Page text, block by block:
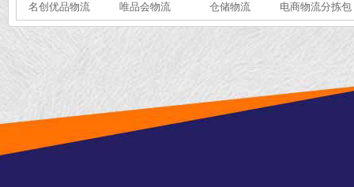
名创优品物流 唯品会物流 仓储物流
电商物流分拣包
装